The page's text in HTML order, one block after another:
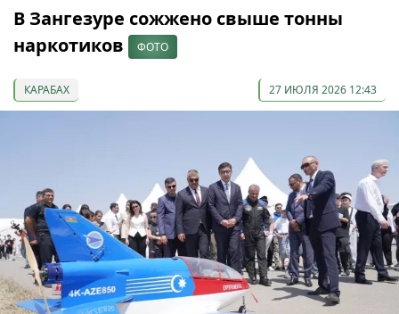
В Зангезуре сожжено свыше тонны
наркотиков
ФОТО
КАРАБАХ 27 ИЮЛЯ 2026 12:43